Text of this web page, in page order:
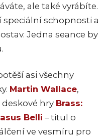
ale také vyrábíte.
schopnosti a
Jedna seance by
asi všechny
Martin Wallace,
hry Brass:
Belli – titul o
ve vesmíru pro